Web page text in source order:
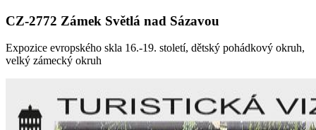
CZ-2772 Zámek Světlá nad Sázavou
Expozice evropského skla 16.-19. století, dětský pohádkový okruh,
velký zámecký okruh